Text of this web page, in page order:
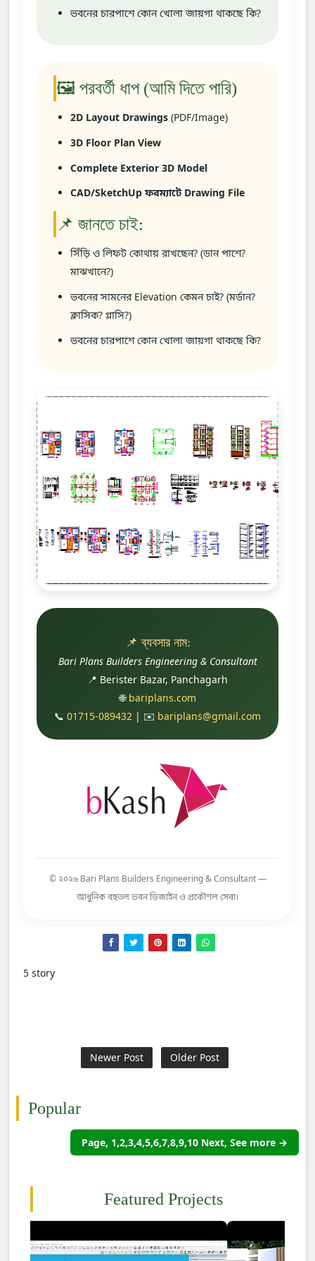
ভবনের চারপাশে কোন খোলা জায়গা থাকছে কি?
🖼️ পরবর্তী ধাপ (আমি দিতে পারি)
2D Layout Drawings(PDF/Image)
3D Floor Plan View
Complete Exterior 3D Model
CAD/SketchUp ফরম্যাটে Drawing File
📌 জানতে চাই:
সিঁড়ি ও লিফট কোথায় রাখছেন? (ডান পাশে?
মাঝখানে?)
ভবনের সামনের Elevation কেমন চাই? (মর্ডান?
ক্লাসিক? গ্লাসি?)
ভবনের চারপাশে কোন খোলা জায়গা থাকছে কি?
📌 ব্যবসার নাম:
Bari Plans Builders Engineering & Consultant
📍 Berister Bazar, Panchagarh
🌐 bariplans.com
📞 01715-089432 | ✉️ bariplans@gmail.com
© ২০২৬ Bari Plans Builders Engineering & Consultant —
আধুনিক বহুতল ভবন ডিজাইন ও প্রকৌশল সেবা।
5 story
Newer Post Older Post
Popular
Page, 1,2,3,4,5,6,7,8,9,10 Next, See more →
Featured Projects